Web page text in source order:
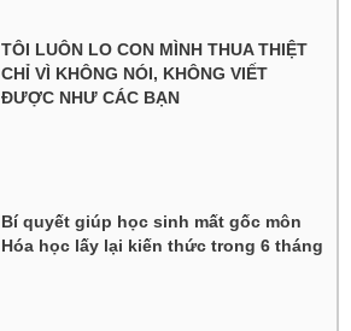
TÔI LUÔN LO CON MÌNH THUA THIỆT
CHỈ VÌ KHÔNG NÓI, KHÔNG VIẾT
ĐƯỢC NHƯ CÁC BẠN
Bí quyết giúp học sinh mất gốc môn
Hóa học lấy lại kiến thức trong 6 tháng